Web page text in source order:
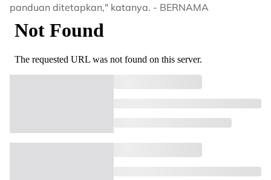
panduan ditetapkan," katanya. - BERNAMA